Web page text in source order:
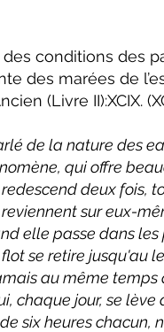
conditions des
des marées de
(Livre II):XCIX.
de la nature des
qui offre
deux fois,
sur eux-
elle passe dans
se retire jusqu'au
au même
chaque jour, se
six heures chacun,